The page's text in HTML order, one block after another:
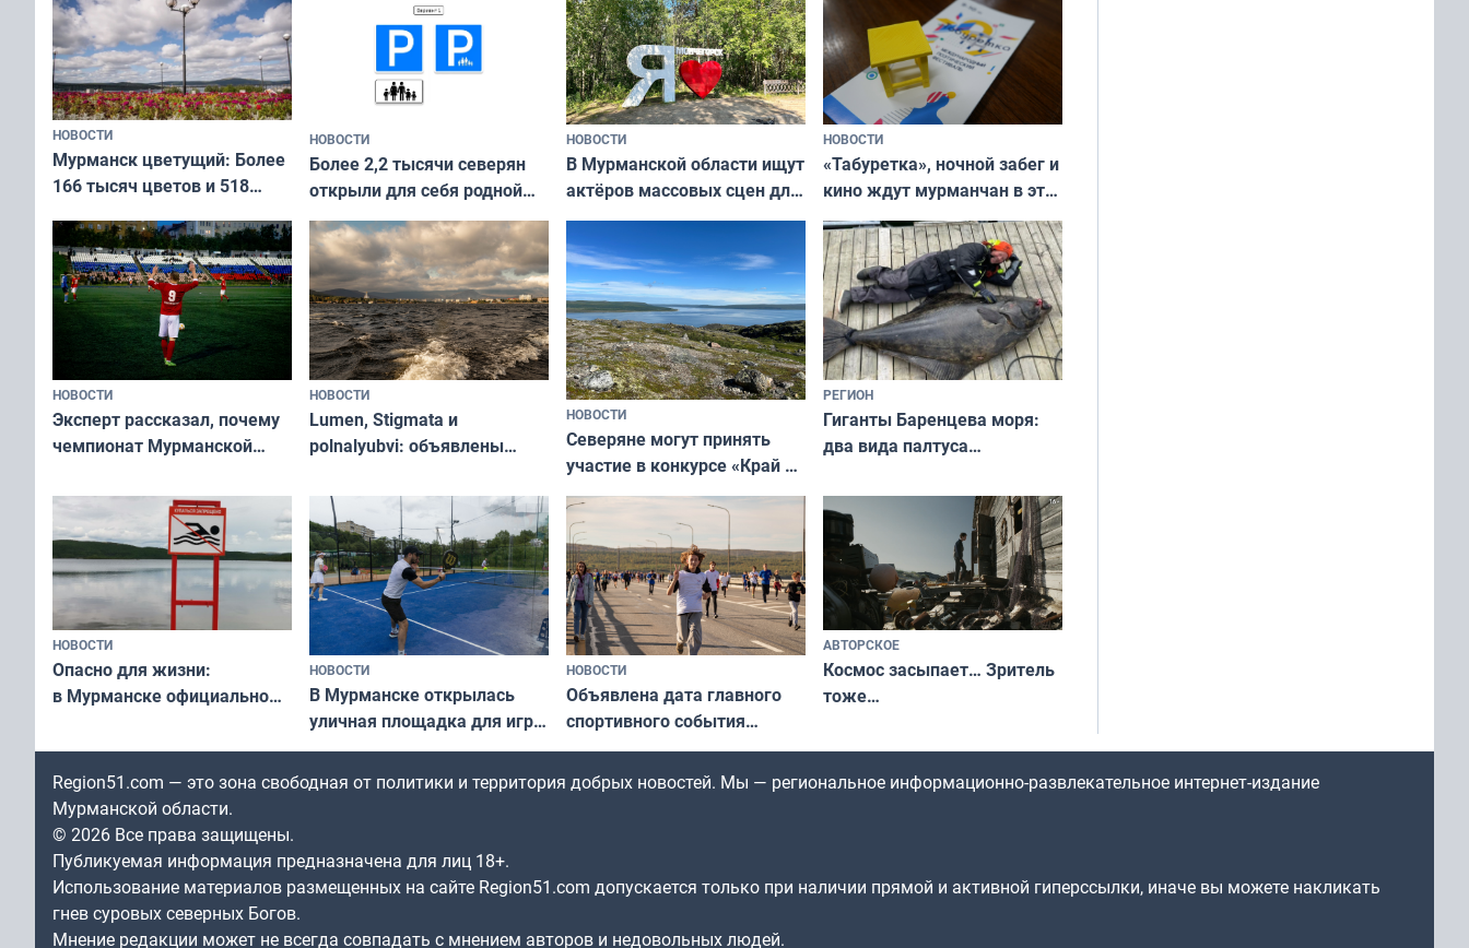
НОВОСТИ
Мурманск цветущий: Более
166 тысяч цветов и 518
НОВОСТИ
Более 2,2 тысячи северян
открыли для себя родной
край в рамках проекта
«Туризм для своих»
НОВОСТИ
В Мурманской области ищут
актёров массовых сцен для
съёмок в
короткометражном фильме
НОВОСТИ
«Табуретка», ночной забег и
кино ждут мурманчан в эти
выходные
НОВОСТИ
Эксперт рассказал, почему
чемпионат Мурманской
незамеченным
НОВОСТИ
Lumen, Stigmata и
polnalyubvi: объявлены
«Имандра» в 2026 года
НОВОСТИ
Северяне могут принять
участие в конкурсе «Край у
северной границы: фотогид
по Печенгскому округу»
РЕГИОН
Гиганты Баренцева моря:
два вида палтуса
НОВОСТИ
Опасно для жизни:
в Мурманске официально
в городских водоёмах
НОВОСТИ
В Мурманске открылась
уличная площадка для игры
в падел
НОВОСТИ
Объявлена дата главного
спортивного события
Заполярья: как зарождался
фестиваль «Гольфстрим»
АВТОРСКОЕ
Космос засыпает… Зритель
тоже…
Region51.com — это зона свободная от политики и территория добрых новостей. Мы — региональное информационно-развлекательное интернет-издание
Мурманской области.
© 2026 Все права защищены.
Публикуемая информация предназначена для лиц 18+.
Использование материалов размещенных на сайте Region51.com допускается только при наличии прямой и активной гиперссылки, иначе вы можете накликать
гнев суровых северных Богов.
Мнение редакции может не всегда совпадать с мнением авторов и недовольных людей.